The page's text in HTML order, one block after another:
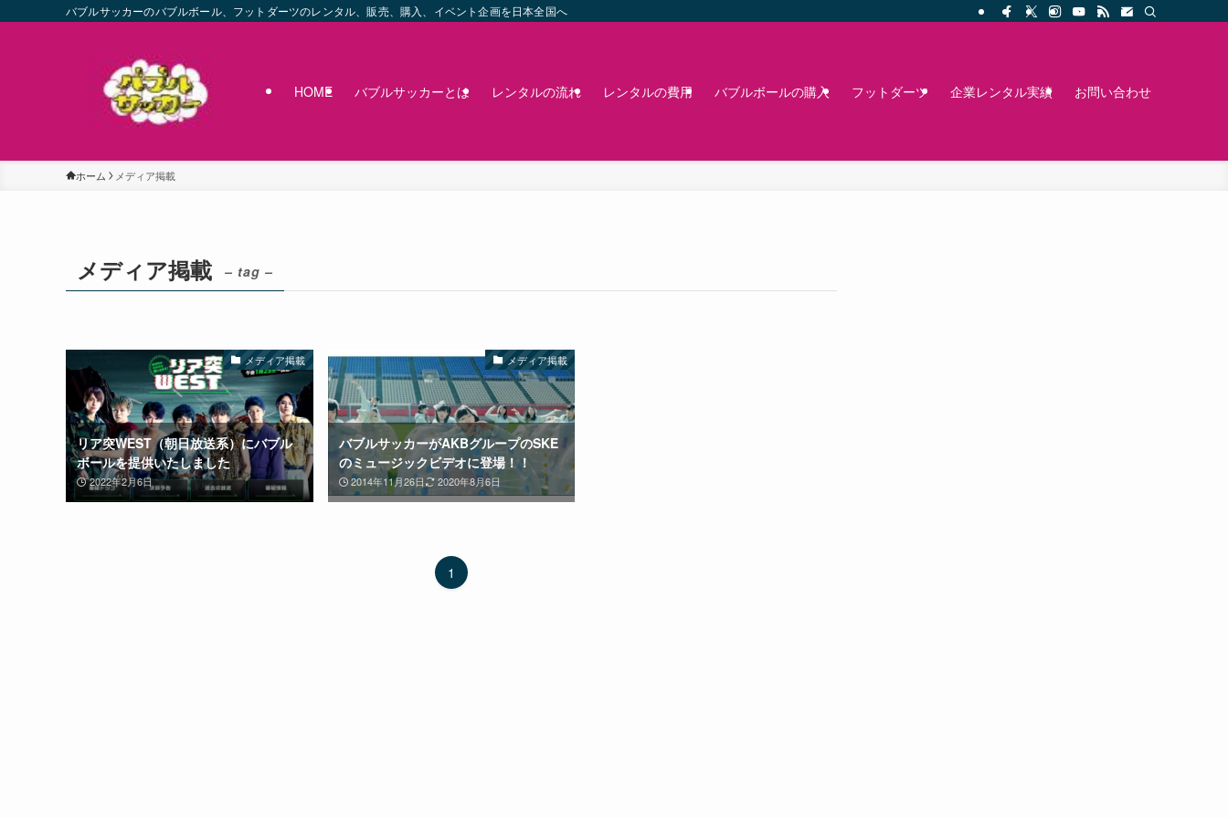
バブルサッカーのバブルボール、フットダーツのレンタル、販売、購入、イベント企画を日本全国へ
HOME バブルサッカーとは レンタルの流れ レンタルの費用 バブルボールの購入 フットダーツ 企業レンタル実績 お問い合わせ
ホーム メディア掲載
メディア掲載 – tag –
メディア掲載
リア突WEST（朝日放送系）にバブル
ボールを提供いたしました
2022年2月6日
メディア掲載
バブルサッカーがAKBグループのSKE
のミュージックビデオに登場！！
2014年11月26日 2020年8月6日
1